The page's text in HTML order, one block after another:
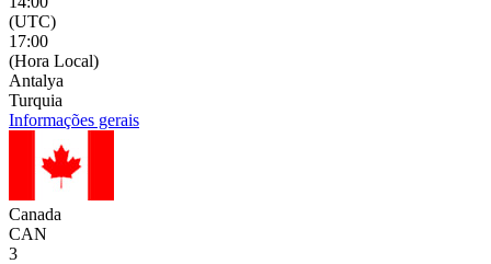
(UTC)
17:00
(Hora Local)
Antalya
Turquia
Informações gerais
Canada
CAN
3